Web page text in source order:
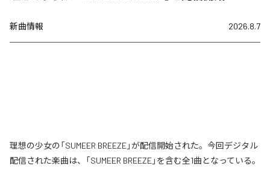
新曲情報 2026.8.7
理想の少女の「SUMEER BREEZE」が配信開始された。今回デジタル
配信された楽曲は、「SUMEER BREEZE」を含む全1曲となっている。